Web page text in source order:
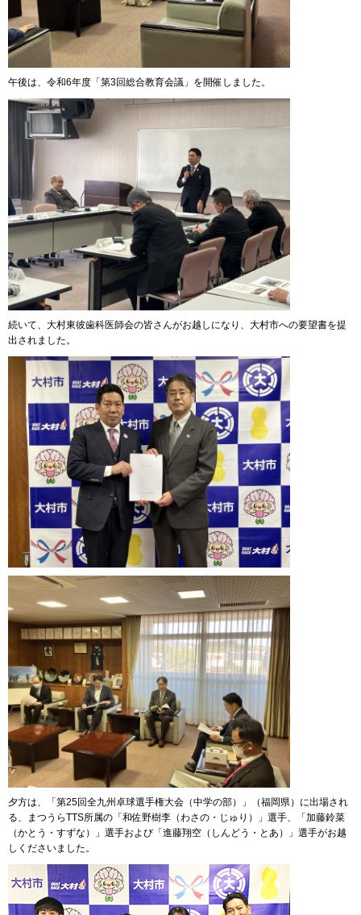
午後は、令和6年度「第3回総合教育会議」を開催しました。
続いて、大村東彼歯科医師会の皆さんがお越しになり、大村市への要望書を提
出されました。
夕方は、「第25回全九州卓球選手権大会（中学の部）」（福岡県）に出場され
る、まつうらTTS所属の「和佐野樹李（わさの・じゅり）」選手、「加藤鈴菜
（かとう・すずな）」選手および「進藤翔空（しんどう・とあ）」選手がお越
しくださいました。